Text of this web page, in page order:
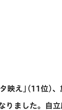
映え｣(11位)
りました。自